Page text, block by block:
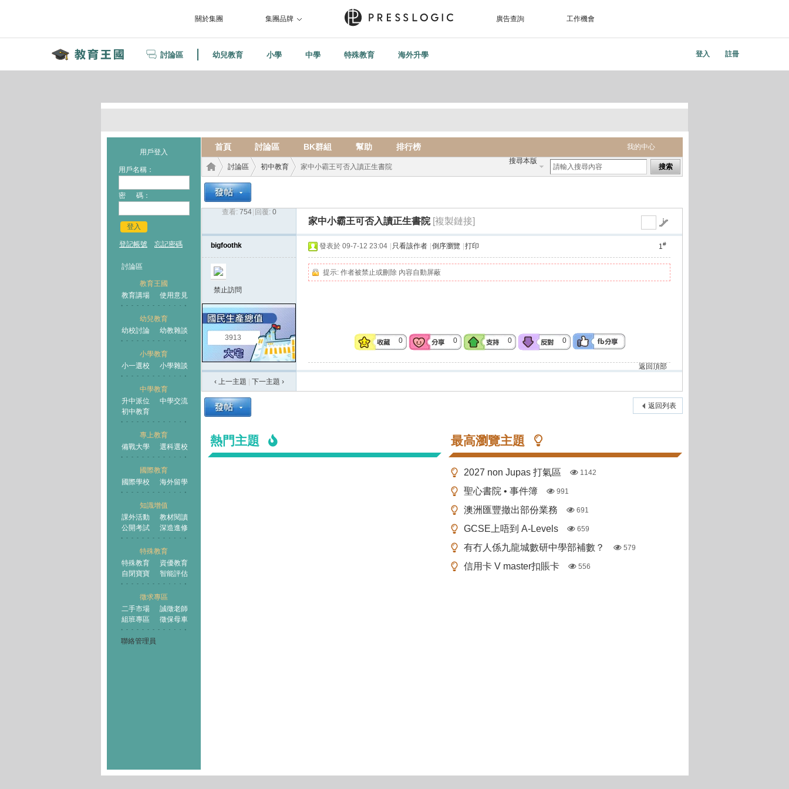
關於集團 集團品牌 廣告查詢 工作機會
討論區 幼兒教育 小學 中學 特殊教育 海外升學 登入 註冊
用戶登入
用戶名稱：
密 碼：
登入
登記帳號 忘記密碼
討論區
教育王國
教育講場
使用意見
幼兒教育
幼校討論
幼教雜談
小學教育
小一選校
小學雜談
中學教育
升中派位
中學交流
初中教育
專上教育
備戰大學
選科選校
國際教育
國際學校
海外留學
知識增值
課外活動
教材閱讀
公開考試
深造進修
特殊教育
特殊教育
資優教育
自閉寶寶
智能評估
徵求專區
二手市場
誠徵老師
組班專區
徵保母車
聯絡管理員
我的中心
首頁 討論區 BK群組 幫助 排行榜
搜尋本版
搜索
王國
討論區
›
初中教育 家中小霸王可否入讀正生書院
查看: 754 回覆: 0
家中小霸王可否入讀正生書院 [複製鏈接]
bigfoothk
禁止訪問
3913
1#
發表於 09-7-12 23:04 只看該作者 倒序瀏覽 打印
提示: 作者被禁止或刪除 內容自動屏蔽
0 0 0 0
返回頂部
‹ 上一主題
下一主題 ›
返回列表
熱門主題 最高瀏覽主題
2027 non Jupas 打氣區 1142
聖心書院 • 事件簿 991
澳洲匯豐撤出部份業務 691
GCSE上唔到 A-Levels 659
有冇人係九龍城數研中學部補數？ 579
信用卡 V master扣賬卡 556